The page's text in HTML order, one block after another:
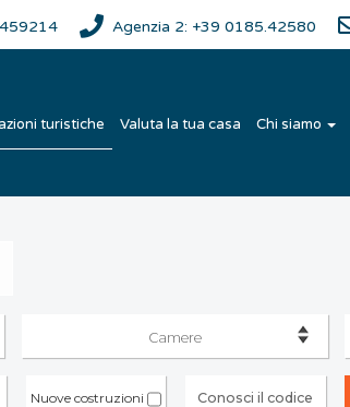
Agenzia 2: +39 0185.42580
turistiche Valuta la tua casa Chi siamo
Camere
Nuove costruzioni